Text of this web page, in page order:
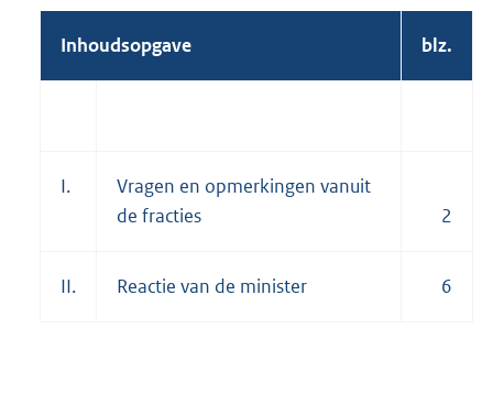
Inhoudsopgave blz.
I.
Vragen en opmerkingen vanuit
de fracties
2
II. Reactie van de minister 6